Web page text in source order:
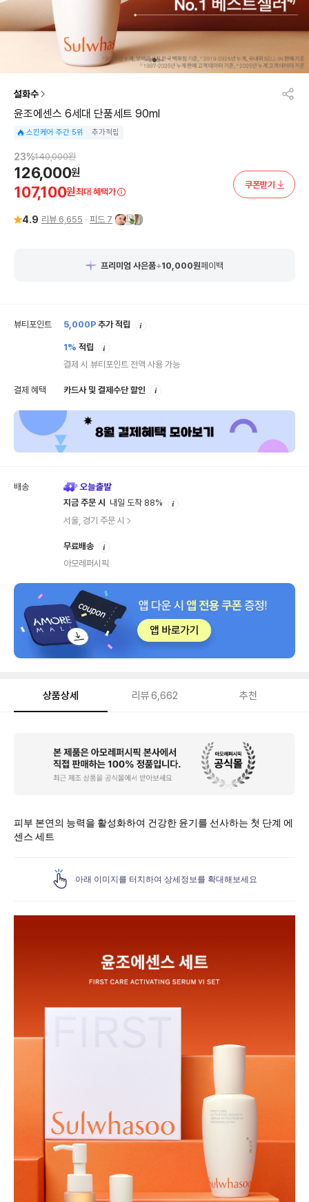
설화수
윤조에센스 6세대 단품세트 90ml
스킨케어 주간 5위 추가적립
23%140,000원
126,000원
107,100원최대 혜택가
쿠폰받기
4.9 리뷰 6,655 피드 7
프리미엄 사은품+10,000원페이백
뷰티포인트 5,000P 추가 적립
1% 적립
결제 시 뷰티포인트 전액 사용 가능
결제 혜택 카드사 및 결제수단 할인
배송
지금 주문 시
내일 도착 88%
서울, 경기 주문 시
무료배송
아모레퍼시픽
상품상세 리뷰6,662 추천
피부 본연의 능력을 활성화하여 건강한 윤기를 선사하는 첫 단계 에
센스 세트
아래 이미지를 터치하여 상세정보를 확대해보세요